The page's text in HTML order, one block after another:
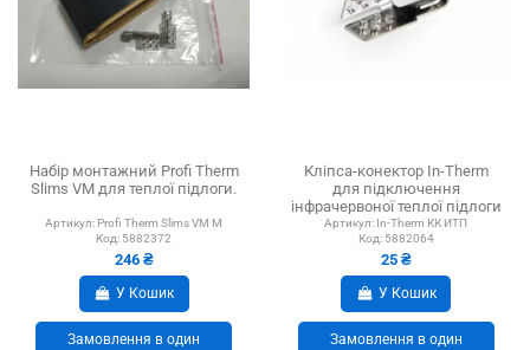
Набір монтажний Profi Therm
Slims VM для теплої підлоги.
Артикул: Profi Therm Slims VM М
Код: 5882372
246 ₴
У Кошик
Замовлення в один
Кліпса-конектор In-Therm
для підключення
інфрачервоної теплої підлоги
Артикул: In-Therm КК ИТП
Код: 5882064
25 ₴
У Кошик
Замовлення в один